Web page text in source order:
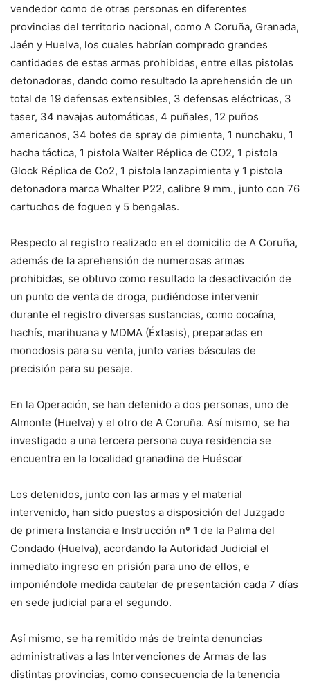
vendedor como de otras personas en diferentes
provincias del territorio nacional, como A Coruña, Granada,
Jaén y Huelva, los cuales habrían comprado grandes
cantidades de estas armas prohibidas, entre ellas pistolas
detonadoras, dando como resultado la aprehensión de un
total de 19 defensas extensibles, 3 defensas eléctricas, 3
taser, 34 navajas automáticas, 4 puñales, 12 puños
americanos, 34 botes de spray de pimienta, 1 nunchaku, 1
hacha táctica, 1 pistola Walter Réplica de CO2, 1 pistola
Glock Réplica de Co2, 1 pistola lanzapimienta y 1 pistola
detonadora marca Whalter P22, calibre 9 mm., junto con 76
cartuchos de fogueo y 5 bengalas.
Respecto al registro realizado en el domicilio de A Coruña,
además de la aprehensión de numerosas armas
prohibidas, se obtuvo como resultado la desactivación de
un punto de venta de droga, pudiéndose intervenir
durante el registro diversas sustancias, como cocaína,
hachís, marihuana y MDMA (Éxtasis), preparadas en
monodosis para su venta, junto varias básculas de
precisión para su pesaje.
En la Operación, se han detenido a dos personas, uno de
Almonte (Huelva) y el otro de A Coruña. Así mismo, se ha
investigado a una tercera persona cuya residencia se
encuentra en la localidad granadina de Huéscar
Los detenidos, junto con las armas y el material
intervenido, han sido puestos a disposición del Juzgado
de primera Instancia e Instrucción nº 1 de la Palma del
Condado (Huelva), acordando la Autoridad Judicial el
inmediato ingreso en prisión para uno de ellos, e
imponiéndole medida cautelar de presentación cada 7 días
en sede judicial para el segundo.
Así mismo, se ha remitido más de treinta denuncias
administrativas a las Intervenciones de Armas de las
distintas provincias, como consecuencia de la tenencia